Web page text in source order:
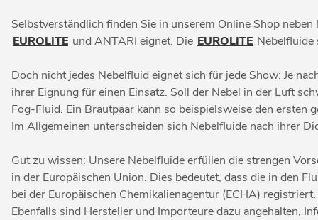
Selbstverständlich finden Sie in unserem Online Shop
EUROLITE und ANTARI eignet. Die EUROLITE Nebelfluide
Doch nicht jedes Nebelfluid eignet sich für jede Show: Je
ihrer Eignung für einen Einsatz. Soll der Nebel in der Luft
Fog-Fluid. Ein Brautpaar kann so beispielsweise den
Im Allgemeinen unterscheiden sich Nebelfluide nach ihrer
Gut zu wissen: Unsere Nebelfluide erfüllen die strengen
in der Europäischen Union. Dies bedeutet, dass die in den
bei der Europäischen Chemikalienagentur (ECHA)
Ebenfalls sind Hersteller und Importeure dazu angehalten,